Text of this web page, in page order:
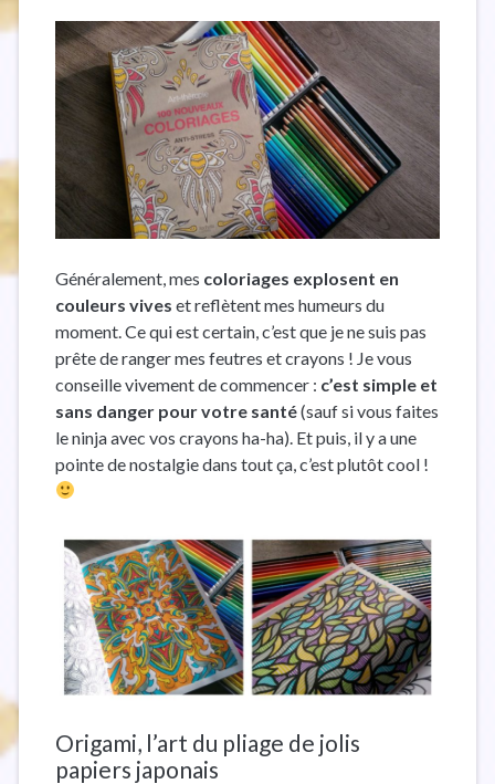
Généralement, mes coloriages explosent en
couleurs vives et reflètent mes humeurs du
moment. Ce qui est certain, c’est que je ne suis pas
prête de ranger mes feutres et crayons ! Je vous
conseille vivement de commencer : c’est simple et
sans danger pour votre santé(sauf si vous faites
le ninja avec vos crayons ha-ha). Et puis, il y a une
pointe de nostalgie dans tout ça, c’est plutôt cool !
Origami, l’art du pliage de jolis
papiers japonais